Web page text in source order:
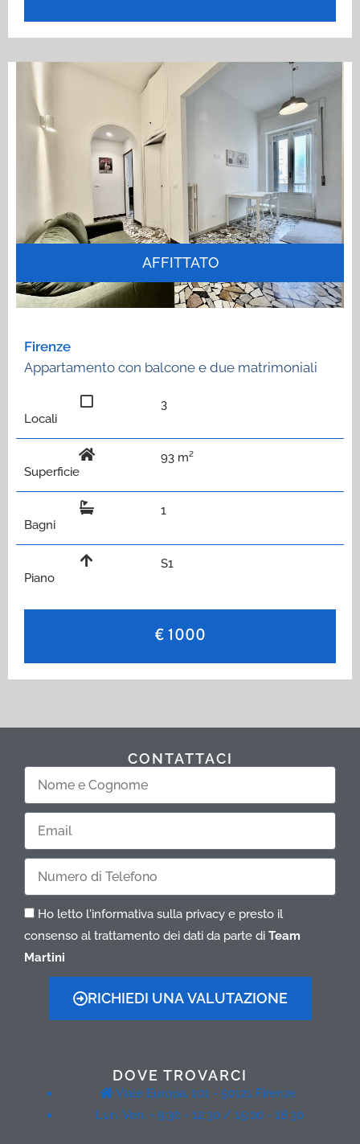
AFFITTATO
Firenze
Appartamento con balcone e due matrimoniali
Locali
3
Superficie
93 m²
Bagni
1
Piano
S1
€ 1000
CONTATTACI
e
Cognome
Ho letto l'informativa sulla privacy e presto il
consenso al trattamento dei dati da parte di Team
Martini
RICHIEDI UNA VALUTAZIONE
DOVE TROVARCI
Viale Europa, 101 - 50121 Firenze
Lun. Ven. - 9:30 - 12:30 / 15:00 - 18:30